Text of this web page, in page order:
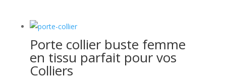
Porte collier buste femme
en tissu parfait pour vos
Colliers